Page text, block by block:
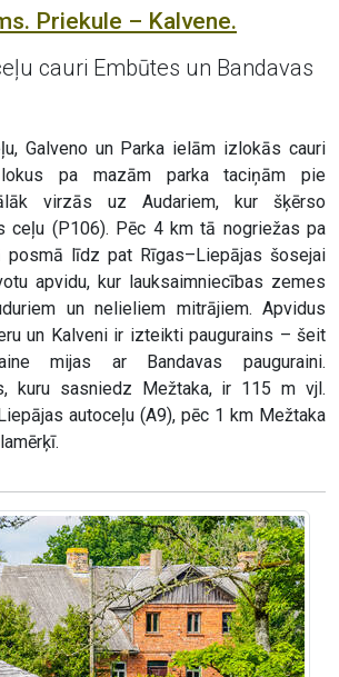
Priekule – Kalvene.
cauri Embūtes un Bandavas
Galveno un Parka ielām izlokās cauri
pa mazām parka taciņām pie
virzās uz Audariem, kur šķērso
ceļu (P106). Pēc 4 km tā nogriežas pa
posmā līdz pat Rīgas–Liepājas šosejai
apvidu, kur lauksaimniecības zemes
un nelieliem mitrājiem. Apvidus
un Kalveni ir izteikti paugurains – šeit
mijas ar Bandavas pauguraini.
kuru sasniedz Mežtaka, ir 115 m vjl.
autoceļu (A9), pēc 1 km Mežtaka